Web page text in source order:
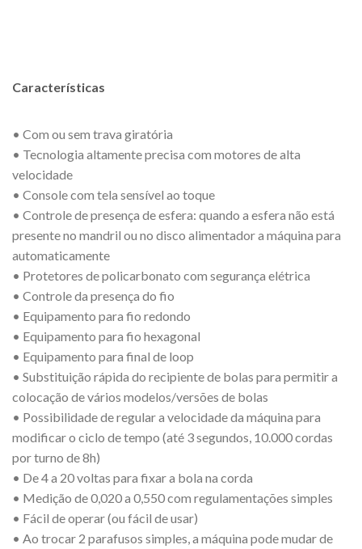
Características
• Com ou sem trava giratória
• Tecnologia altamente precisa com motores de alta
velocidade
• Console com tela sensível ao toque
• Controle de presença de esfera: quando a esfera não está
presente no mandril ou no disco alimentador a máquina para
automaticamente
• Protetores de policarbonato com segurança elétrica
• Controle da presença do fio
• Equipamento para fio redondo
• Equipamento para fio hexagonal
• Equipamento para final de loop
• Substituição rápida do recipiente de bolas para permitir a
colocação de vários modelos/versões de bolas
• Possibilidade de regular a velocidade da máquina para
modificar o ciclo de tempo (até 3 segundos, 10.000 cordas
por turno de 8h)
• De 4 a 20 voltas para fixar a bola na corda
• Medição de 0,020 a 0,550 com regulamentações simples
• Fácil de operar (ou fácil de usar)
• Ao trocar 2 parafusos simples, a máquina pode mudar de